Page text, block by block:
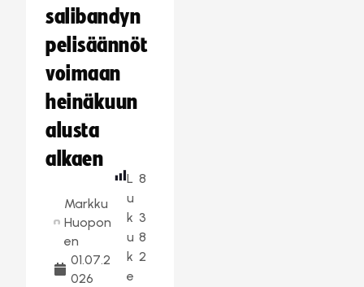
salibandyn
pelisäännöt
voimaan
heinäkuun
alusta
alkaen
Markku
Huopon
en
01.07.2
026
L
u
k
u
k
e
8
3
8
2